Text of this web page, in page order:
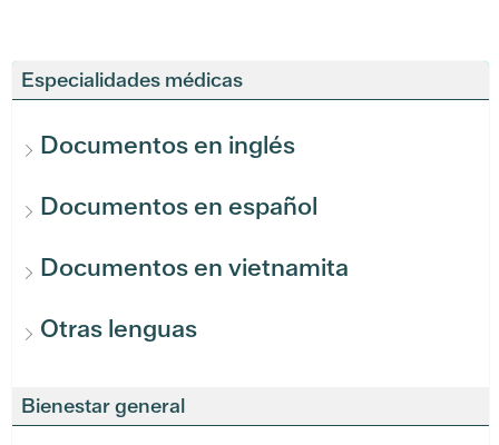
Especialidades médicas
Documentos en inglés
Documentos en español
Documentos en vietnamita
Otras lenguas
Bienestar general